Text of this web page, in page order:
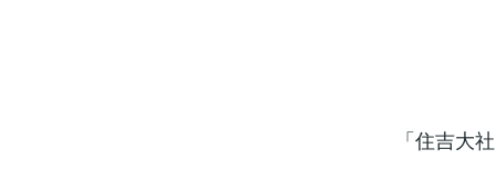
「住吉大